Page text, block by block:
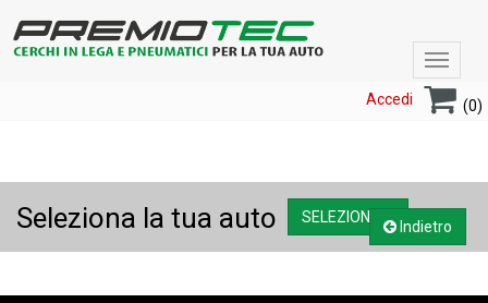
Toggle
Accedi
(0)
Seleziona la tua auto SELEZIONA....
Indietro